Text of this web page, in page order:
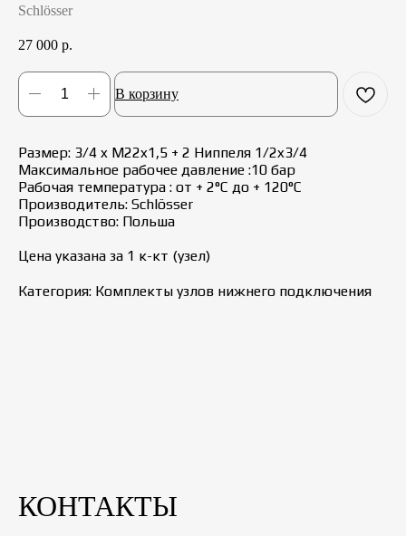
Schlösser
27 000 р.
В корзину
Размер: 3/4 x М22x1,5 + 2 Ниппеля 1/2x3/4
Максимальное рабочее давление :10 бар
Рабочая температура : от + 2°С до + 120°С
Производитель: Schlösser
Производство: Польша
Цена указана за 1 к-кт (узел)
Категория: Комплекты узлов нижнего подключения
КОНТАКТЫ